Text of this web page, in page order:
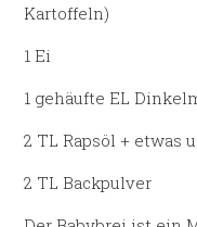
Kartoffeln)
1 Ei
1 gehäufte EL
2 TL Rapsöl + etwas
2 TL Backpulver